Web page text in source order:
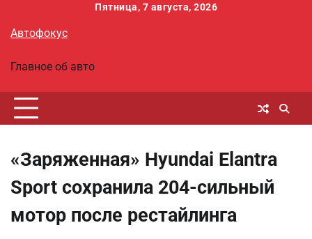
содержимому
Пятница, 7 августа, 2026
Автофокус
Главное об авто
«Заряженная» Hyundai Elantra
Sport сохранила 204-сильный
мотор после рестайлинга